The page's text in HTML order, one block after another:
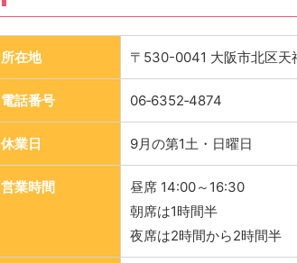
所在地 〒530-0041 大阪市北区
電話番号 06‑6352‑4874
休業日 9月の第1土・日曜日
営業時間
昼席 14:00～16:30
朝席は1時間半
夜席は2時間から2時間半